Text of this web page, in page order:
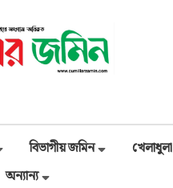
বিভাগীয় জমিন খেলাধুলা
অন্যান্য